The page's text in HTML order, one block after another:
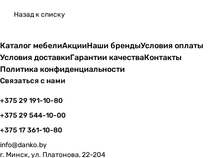
Назад к списку
Каталог мебелиАкцииНаши брендыУсловия оплаты
Условия доставкиГарантии качестваКонтакты
Политика конфиденциальности
Связаться с нами
+375 29 191-10-80
+375 29 544-10-00
+375 17 361-10-80
info@danko.by
г. Минск, ул. Платонова, 22-204